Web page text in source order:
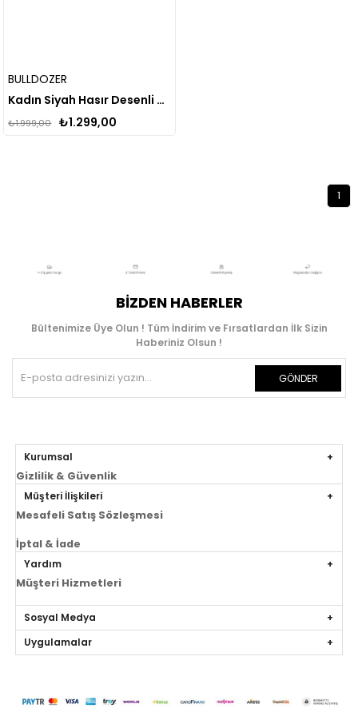
BULLDOZER
Kadın Siyah Hasır Desenli Deri Terlik
₺1.299,00
₺1.999,00
1
BIZDEN HABERLER
Bültenimize Üye Olun ! Tüm İndirim ve Fırsatlardan İlk Sizin
Haberiniz Olsun !
GÖNDER
Kurumsal
Gizlilik & Güvenlik
Müşteri İlişkileri
Mesafeli Satış Sözleşmesi
İptal & İade
Yardım
Müşteri Hizmetleri
Sosyal Medya
Uygulamalar